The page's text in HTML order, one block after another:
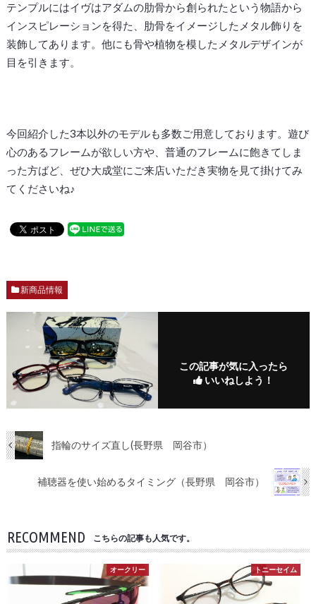
テンプルにはイヴはアダムの肋骨から創られたという物語から
インスピレーションを得た、肋骨をイメージしたメタル飾りを
装飾してあります。他にも骨や植物を模したメタルデザインが
目を引きます。
今回紹介した3本以外のモデルも多数ご用意しております。遊び
心のあるフレームが欲しい方や、普通のフレームに飽きてしま
った方ばど、ぜひ大成堂にご来店いただき実物を見て掛けてみ
てくださいね♪
新商品情報
この記事が気に入ったら
いいねしよう！
指輪のサイズ直し(長野県 岡谷市）
補聴器を使い始めるタイミング（長野県 岡谷市）
RECOMMEND こちらの記事も人気です。
オークリー トニーセイム